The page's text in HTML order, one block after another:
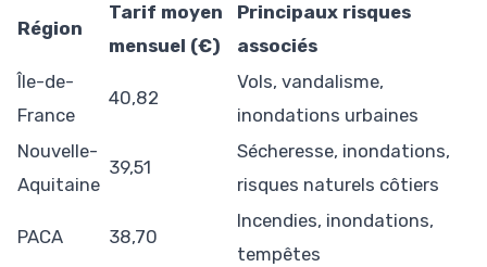
Région
Tarif moyen
mensuel (€)
Principaux risques
associés
Île-de-
France
40,82
Vols, vandalisme,
inondations urbaines
Nouvelle-
Aquitaine
39,51
Sécheresse, inondations,
risques naturels côtiers
PACA 38,70
Incendies, inondations,
tempêtes